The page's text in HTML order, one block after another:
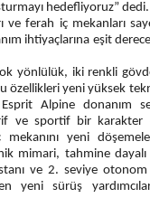
hedefliyoruz” dedi.
ve ferah iç mekanları
ihtiyaçlarına eşit
yönlülük, iki renkli
özellikleri yeni yüksek
Alpine donanım
ve sportif bir karakter
mekanını yeni
mimari, tahmine
ve 2. seviye otonom
yeni sürüş